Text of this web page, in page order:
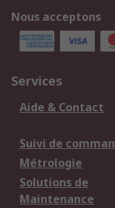
Nous acceptons
Services
Aide & Contact
Suivi de
Métrologie
Solutions de
Maintenance